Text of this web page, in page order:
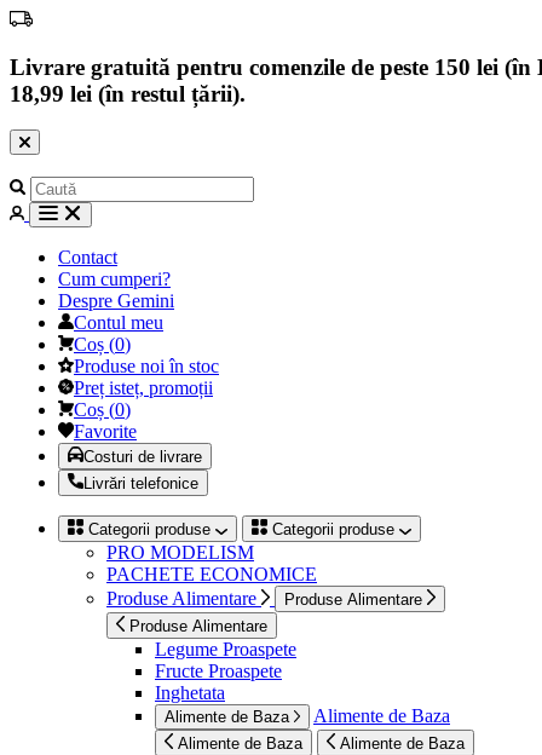
Livrare gratuită pentru comenzile de peste 150 lei
18,99 lei (în restul țării).
Contact
Cum cumperi?
Despre Gemini
Contul meu
Coș (0)
Produse noi în stoc
Preț isteț, promoții
Coș (0)
Favorite
Costuri de livrare
Livrări telefonice
Categorii produse Categorii produse
PRO MODELISM
PACHETE ECONOMICE
Produse Alimentare
Produse Alimentare
Produse Alimentare
Legume Proaspete
Fructe Proaspete
Inghetata
Alimente de Baza Alimente de Baza
Alimente de Baza Alimente de Baza